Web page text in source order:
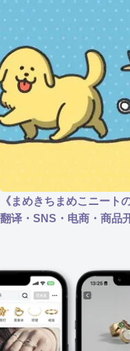
《まめきちまめこニート
翻译・SNS・电商・商品